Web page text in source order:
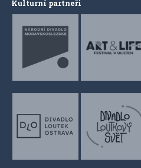
Kulturní partneři